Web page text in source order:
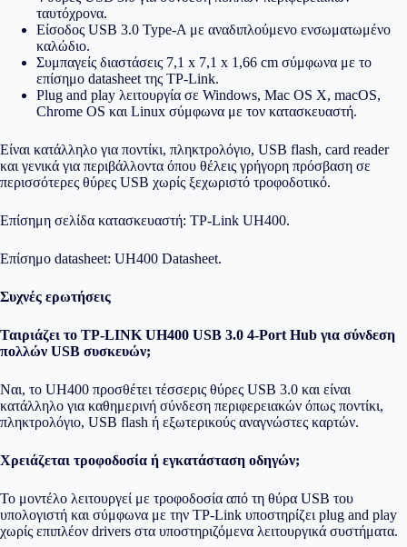
ταυτόχρονα.
Είσοδος USB 3.0 Type-A με αναδιπλούμενο ενσωματωμένο
καλώδιο.
Συμπαγείς διαστάσεις 7,1 x 7,1 x 1,66 cm σύμφωνα με το
επίσημο datasheet της TP-Link.
Plug and play λειτουργία σε Windows, Mac OS X, macOS,
Chrome OS και Linux σύμφωνα με τον κατασκευαστή.
Είναι κατάλληλο για ποντίκι, πληκτρολόγιο, USB flash, card reader
και γενικά για περιβάλλοντα όπου θέλεις γρήγορη πρόσβαση σε
περισσότερες θύρες USB χωρίς ξεχωριστό τροφοδοτικό.
Επίσημη σελίδα κατασκευαστή: TP-Link UH400.
Επίσημο datasheet: UH400 Datasheet.
Συχνές ερωτήσεις
Ταιριάζει το TP-LINK UH400 USB 3.0 4-Port Hub για σύνδεση
πολλών USB συσκευών;
Ναι, το UH400 προσθέτει τέσσερις θύρες USB 3.0 και είναι
κατάλληλο για καθημερινή σύνδεση περιφερειακών όπως ποντίκι,
πληκτρολόγιο, USB flash ή εξωτερικούς αναγνώστες καρτών.
Χρειάζεται τροφοδοσία ή εγκατάσταση οδηγών;
Το μοντέλο λειτουργεί με τροφοδοσία από τη θύρα USB του
υπολογιστή και σύμφωνα με την TP-Link υποστηρίζει plug and play
χωρίς επιπλέον drivers στα υποστηριζόμενα λειτουργικά συστήματα.